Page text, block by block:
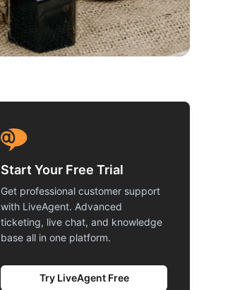
Start Your Free Trial
Get professional customer support
with LiveAgent. Advanced
ticketing, live chat, and knowledge
base all in one platform.
Try LiveAgent Free